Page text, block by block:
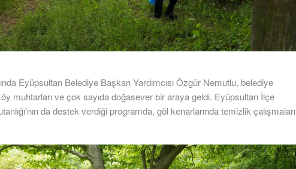
Eyüpsultan Belediye Başkan Yardımcısı Özgür Nemutlu, belediye
muhtarları ve çok sayıda doğasever bir araya geldi. Eyüpsultan İlçe
da destek verdiği programda, göl kenarlarında temizlik çalışmaları